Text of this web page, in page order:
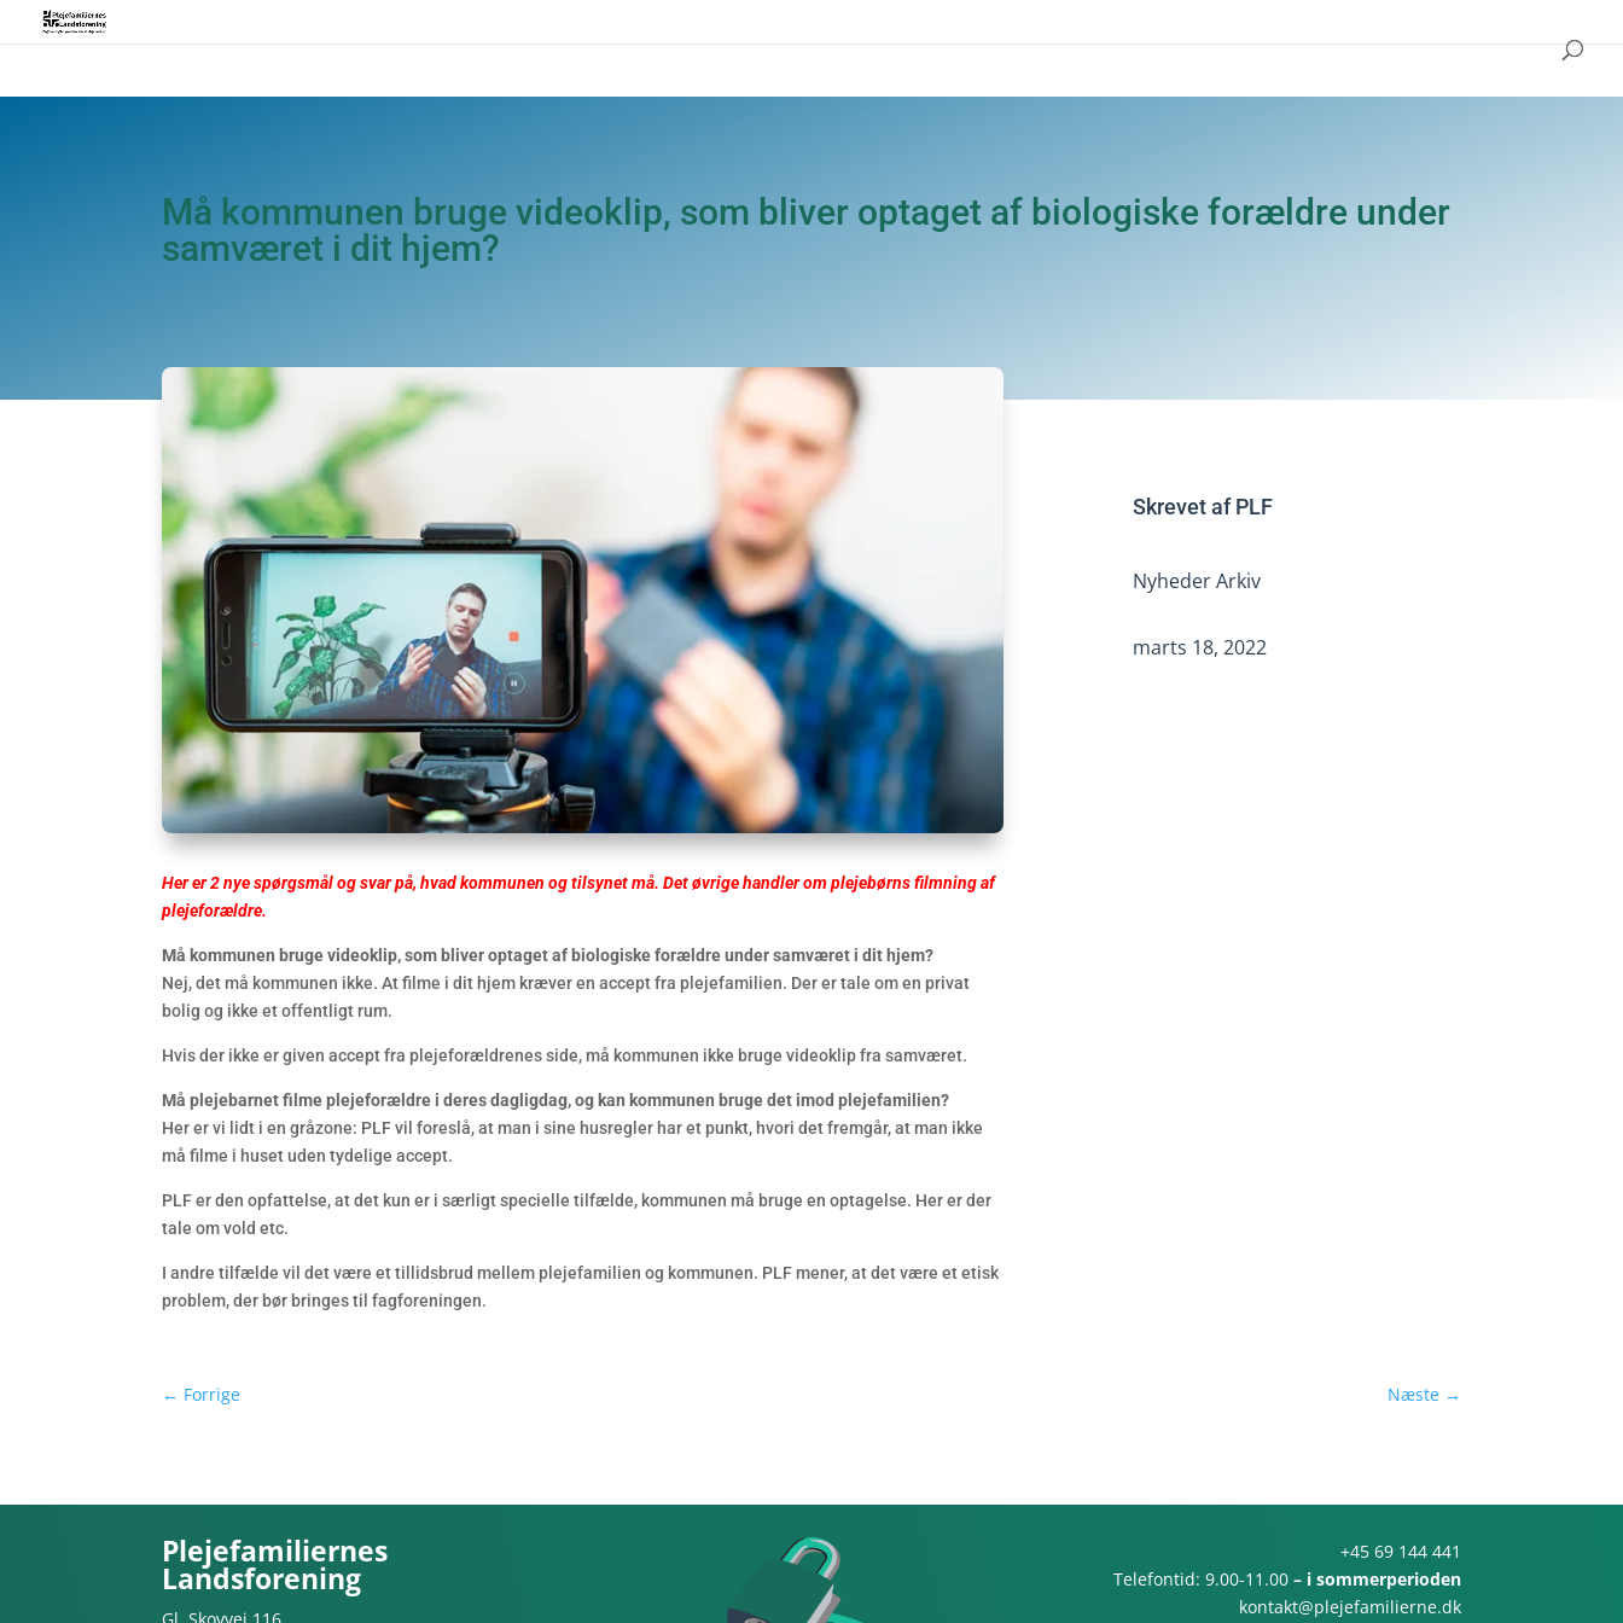
Må kommunen bruge videoklip, som bliver optaget af biologiske forældre under
samværet i dit hjem?
Her er 2 nye spørgsmål og svar på, hvad kommunen og tilsynet må. Det øvrige handler om plejebørns filmning af
plejeforældre.
Må kommunen bruge videoklip,som bliver optaget af biologiske forældre under samværet i dit hjem?
Nej, det må kommunen ikke. At filme i dit hjem kræver en accept fra plejefamilien. Der er tale om en privat
bolig og ikke et offentligt rum.
Hvis der ikke er given accept fra plejeforældrenes side, må kommunen ikke bruge videoklip fra samværet.
Må plejebarnet filme plejeforældre i deres dagligdag, og kan kommunen bruge det imod plejefamilien?
Her er vi lidt i en gråzone: PLF vil foreslå, at man i sine husregler har et punkt, hvori det fremgår, at man ikke
må filme i huset uden tydelige accept.
PLF er den opfattelse, at det kun er i særligt specielle tilfælde, kommunen må bruge en optagelse. Her er der
tale om vold etc.
I andre tilfælde vil det være et tillidsbrud mellem plejefamilien og kommunen. PLF mener, at det være et etisk
problem, der bør bringes til fagforeningen.
Skrevet afPLF
Nyheder Arkiv
marts 18, 2022
← Forrige Næste→
Plejefamiliernes
Landsforening
+45 69 144 441
Telefontid: 9.00-11.00 – i sommerperioden
kontakt@plejefamilierne.dk